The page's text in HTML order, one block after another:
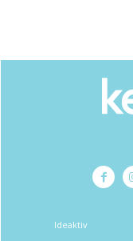
Ideaktiv